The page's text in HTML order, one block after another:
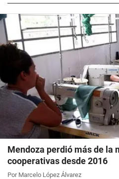
Mendoza perdió más de la
cooperativas desde 2016
Por Marcelo López Álvarez